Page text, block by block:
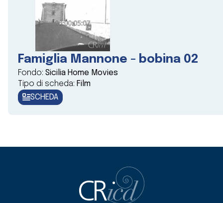
Famiglia Mannone - bobina 02
Fondo: Sicilia Home Movies
Tipo di scheda: Film
SCHEDA